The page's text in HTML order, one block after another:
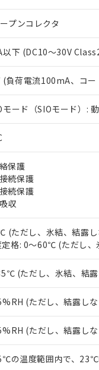
プンコレクタ
下 (DC10～30V
(負荷電流100mA、コ
モード（SIOモード）:
保護
続保護
続保護
収
(ただし、氷結、結露
定格: 0～60℃ (ただし、
(ただし、氷結、結
(ただし、結露し
(ただし、結露し
の温度範囲内で、
以下の条件をお読
当社制御機
在庫状況お
のであり、
正式な納期
当社販売員
在庫状況お
す。
マイパーツ
ている必要
お客様が当
※1 対応状況
対応済み：EU
対応予定：EU
仕入先様の事情に
があります。
*EU RoHS指令（10物質
フタル酸ビス(2-エチル
ル（DBP） 1000ppm
但し、RoHS指令で産
フタル酸エステル類の
※2 対応予定月
部品在庫の切り替
※3 非含有証明
※1 中国
「○」：最大均質
「×」：最大均質
Pb(鉛) :1000ppm、
Cr(Ⅵ)(六価クロム) :
DBP(フタル酸ジブチ
DEHP(フタル酸ビス(2-
※2 環境保護使
「10」：通常の
味します。
「－」：未確認で
などの必要
当社は規制
ます。
当社は貴社
置等に一切
たしません。
一定数
△ 一定数
－
在庫な
白